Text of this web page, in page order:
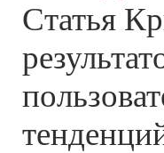
Статья